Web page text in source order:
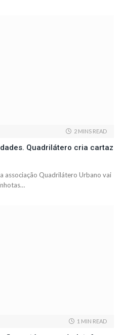
2 MINS READ
Quadrilátero cria cartaz
associação Quadrilátero Urbano vai
1 MIN READ